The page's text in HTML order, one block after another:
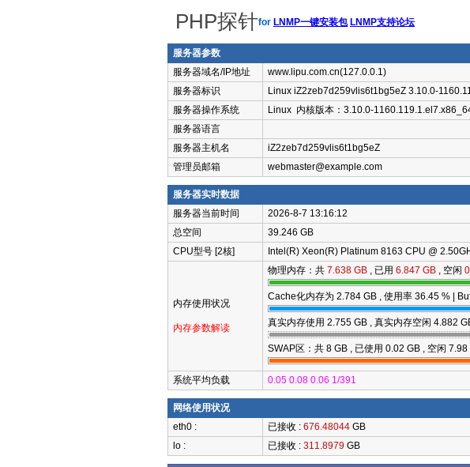
PHP探针for LNMP一键安装包 LNMP支持论坛
服务器参数
服务器域名/IP地址
www.lipu.com.cn(127.0.0.1)
服务器标识
Linux iZ2zeb7d259vlis6t1bg5eZ 3.10.0-
服务器操作系统
Linux 内核版本：3.10.0-
服务器语言
服务器主机名
iZ2zeb7d259vlis6t1bg5eZ
管理员邮箱
webmaster@example.com
服务器实时数据
服务器当前时间
2026-8-7 13:16:12
总空间
39.246 GB
CPU型号 [2核]
Intel(R) Xeon(R) Platinum 8163 CPU @
内存使用状况
内存参数解读
物理内存：共 7.638 GB , 已用 6.847 GB , 空闲
Cache化内存为 2.784 GB , 使用率 36.45 % |
真实内存使用 2.755 GB , 真实内存空闲 4.882
SWAP区：共 8 GB , 已使用 0.02 GB , 空闲 7.98
系统平均负载 0.05 0.08 0.06 1/391
网络使用状况
eth0 :
已接收 : 676.48044 GB
lo :
已接收 : 311.8979 GB